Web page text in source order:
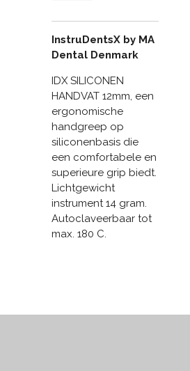
InstruDentsX by MA
Dental Denmark
IDX SILICONEN
HANDVAT 12mm, een
ergonomische
handgreep op
siliconenbasis die
een comfortabele en
superieure grip biedt.
Lichtgewicht
instrument 14 gram.
Autoclaveerbaar tot
max. 180 C.